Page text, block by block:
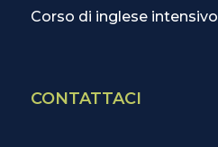
Corso di inglese intensivo
CONTATTACI